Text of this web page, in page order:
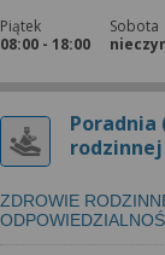
Piątek
08:00 - 18:00
Sobota
rodzinnej
ZDROWIE